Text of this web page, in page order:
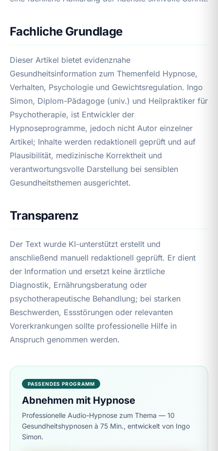
Fachliche Grundlage
Dieser Artikel bietet evidenznahe
Gesundheitsinformation zum Themenfeld Hypnose,
Verhalten, Psychologie und Gewichtsregulation. Ingo
Simon, Diplom-Pädagoge (univ.) und Heilpraktiker für
Psychotherapie, ist Entwickler der
Hypnoseprogramme, jedoch nicht Autor einzelner
Artikel; Inhalte werden redaktionell geprüft und auf
Plausibilität, medizinische Korrektheit und
verantwortungsvolle Darstellung bei sensiblen
Gesundheitsthemen ausgerichtet.
Transparenz
Der Text wurde KI-unterstützt erstellt und
anschließend manuell redaktionell geprüft. Er dient
der Information und ersetzt keine ärztliche
Diagnostik, Ernährungsberatung oder
psychotherapeutische Behandlung; bei starken
Beschwerden, Essstörungen oder relevanten
Vorerkrankungen sollte professionelle Hilfe in
Anspruch genommen werden.
PASSENDES PROGRAMM
Abnehmen mit Hypnose
Professionelle Audio-Hypnose zum Thema — 10
Gesundheitshypnosen à 75 Min., entwickelt von Ingo
Simon.